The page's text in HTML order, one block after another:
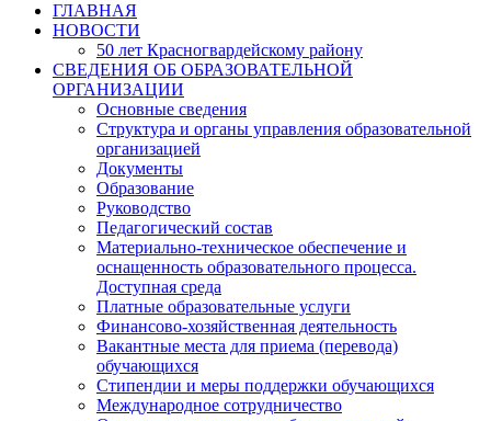
ГЛАВНАЯ
НОВОСТИ
50 лет Красногвардейскому району
СВЕДЕНИЯ ОБ ОБРАЗОВАТЕЛЬНОЙ
ОРГАНИЗАЦИИ
Основные сведения
Структура и органы управления образовательной
организацией
Документы
Образование
Руководство
Педагогический состав
Материально-техническое обеспечение и
оснащенность образовательного процесса.
Доступная среда
Платные образовательные услуги
Финансово-хозяйственная деятельность
Вакантные места для приема (перевода)
обучающихся
Стипендии и меры поддержки обучающихся
Международное сотрудничество